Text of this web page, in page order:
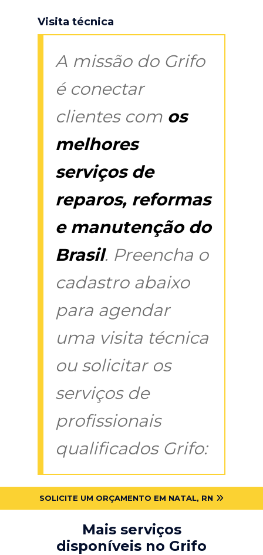
Visita técnica
A missão do Grifo
é conectar
clientes com os
melhores
serviços de
reparos, reformas
e manutenção do
Brasil. Preencha o
cadastro abaixo
para agendar
uma visita técnica
ou solicitar os
serviços de
profissionais
qualificados Grifo:
SOLICITE UM ORÇAMENTO EM NATAL, RN
Mais serviços
disponíveis no Grifo